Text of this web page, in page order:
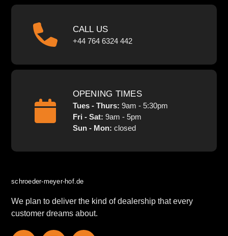
CALL US
+44 764 6324 442
OPENING TIMES
Tues - Thurs: 9am - 5:30pm
Fri - Sat: 9am - 5pm
Sun - Mon: closed
schroeder-meyer-hof.de
We plan to deliver the kind of dealership that every
customer dreams about.